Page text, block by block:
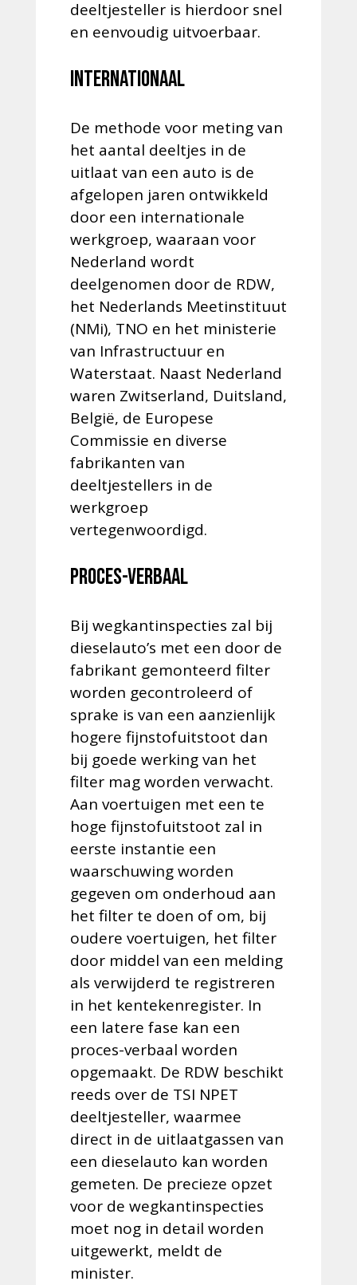
deeltjesteller is hierdoor snel
en eenvoudig uitvoerbaar.
Internationaal
De methode voor meting van
het aantal deeltjes in de
uitlaat van een auto is de
afgelopen jaren ontwikkeld
door een internationale
werkgroep, waaraan voor
Nederland wordt
deelgenomen door de RDW,
het Nederlands Meetinstituut
(NMi), TNO en het ministerie
van Infrastructuur en
Waterstaat. Naast Nederland
waren Zwitserland, Duitsland,
België, de Europese
Commissie en diverse
fabrikanten van
deeltjestellers in de
werkgroep
vertegenwoordigd.
Proces-verbaal
Bij wegkantinspecties zal bij
dieselauto’s met een door de
fabrikant gemonteerd filter
worden gecontroleerd of
sprake is van een aanzienlijk
hogere fijnstofuitstoot dan
bij goede werking van het
filter mag worden verwacht.
Aan voertuigen met een te
hoge fijnstofuitstoot zal in
eerste instantie een
waarschuwing worden
gegeven om onderhoud aan
het filter te doen of om, bij
oudere voertuigen, het filter
door middel van een melding
als verwijderd te registreren
in het kentekenregister. In
een latere fase kan een
proces-verbaal worden
opgemaakt. De RDW beschikt
reeds over de TSI NPET
deeltjesteller, waarmee
direct in de uitlaatgassen van
een dieselauto kan worden
gemeten. De precieze opzet
voor de wegkantinspecties
moet nog in detail worden
uitgewerkt, meldt de
minister.